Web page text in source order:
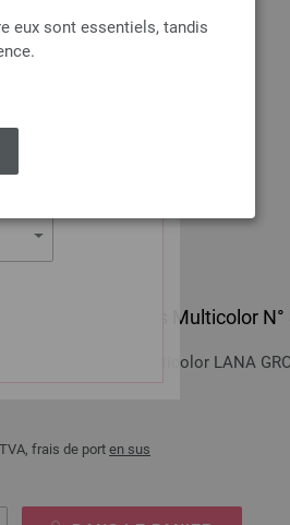
eux sont essentiels, tandis
frais de port
design en bois Multicolor
design en bois Multicolor LANA
frais de porten sus